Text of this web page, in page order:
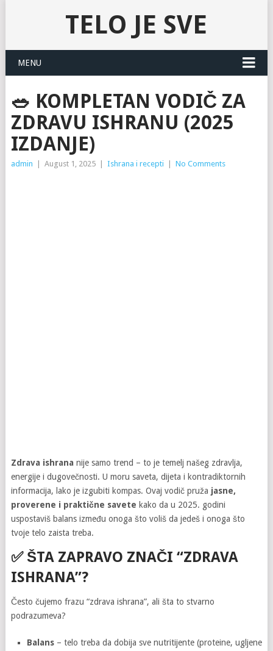
TELO JE SVE
MENU
🥗 KOMPLETAN VODIČ ZA
ZDRAVU ISHRANU (2025
IZDANJE)
admin August 1, 2025 Ishrana i recepti No Comments
Zdrava ishrana nije samo trend – to je temelj našeg zdravlja,
energije i dugovečnosti. U moru saveta, dijeta i kontradiktornih
informacija, lako je izgubiti kompas. Ovaj vodič pruža jasne,
proverene i praktične savete kako da u 2025. godini
uspostaviš balans između onoga što voliš da jedeš i onoga što
tvoje telo zaista treba.
✅ ŠTA ZAPRAVO ZNAČI “ZDRAVA
ISHRANA”?
Često čujemo frazu “zdrava ishrana”, ali šta to stvarno
podrazumeva?
Balans – telo treba da dobija sve nutritijente (proteine, ugljene